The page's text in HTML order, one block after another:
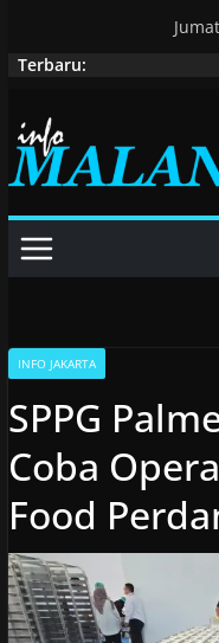
Terbaru:
INFO JAKARTA
SPPG
Coba
Food